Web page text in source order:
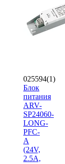
025594(1)
Блок
питания
ARV-
SP24060-
LONG-
PFC-
A
(24V,
2.5A,